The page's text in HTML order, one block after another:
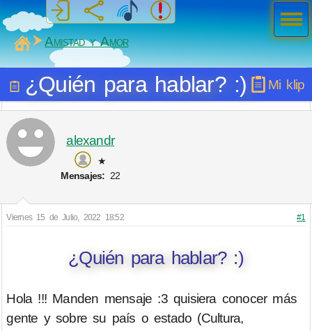
MiSabueso
Amistad y Amor
Mi klip
¿Quién para hablar? :)
alexandr
★
Mensajes: 22
Viernes 15 de Julio, 2022 18:52 #1
¿Quién para hablar? :)
Hola !!! Manden mensaje :3 quisiera conocer más
gente y sobre su país o estado (Cultura,
Men
ú